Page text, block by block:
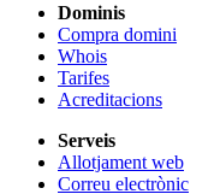
Dominis
Compra domini
Whois
Tarifes
Acreditacions
Serveis
Allotjament web
Correu electrònic